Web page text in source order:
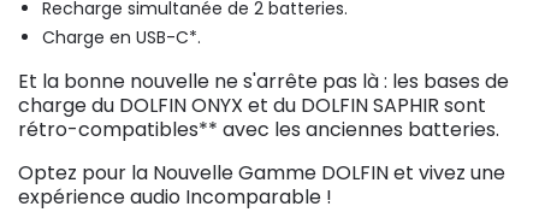
Recharge simultanée de 2 batteries.
Charge en USB-C*.
Et la bonne nouvelle ne s'arrête pas là : les bases de
charge du DOLFIN ONYX et du DOLFIN SAPHIR sont
rétro-compatibles** avec les anciennes batteries.
Optez pour la Nouvelle Gamme DOLFIN et vivez une
expérience audio Incomparable !